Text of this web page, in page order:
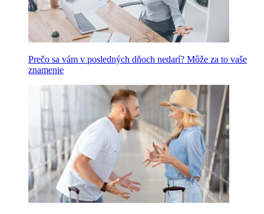
Prečo sa vám v posledných dňoch nedarí? Môže za to vaše
znamenie